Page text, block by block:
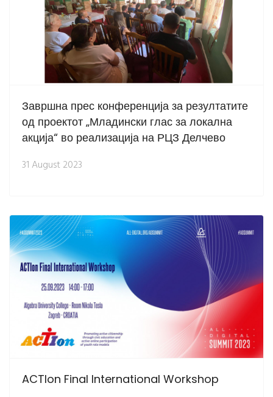
Завршна прес конференција за резултатите
од проектот „Младински глас за локална
акција“ во реализација на РЦЗ Делчево
31 August 2023
ACTIon Final International Workshop